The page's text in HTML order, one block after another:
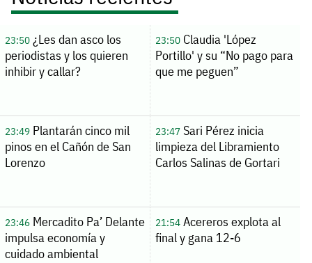
23:50¿Les dan asco los
periodistas y los quieren
inhibir y callar?
23:50Claudia 'López
Portillo' y su “No pago para
que me peguen”
23:49Plantarán cinco mil
pinos en el Cañón de San
Lorenzo
23:47Sari Pérez inicia
limpieza del Libramiento
Carlos Salinas de Gortari
23:46Mercadito Pa’ Delante
impulsa economía y
cuidado ambiental
21:54Acereros explota al
final y gana 12-6